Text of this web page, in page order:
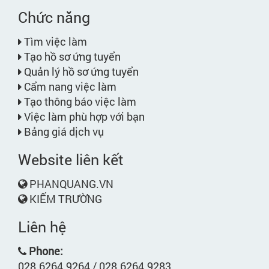
Chức năng
Tìm việc làm
Tạo hồ sơ ứng tuyển
Quản lý hồ sơ ứng tuyển
Cẩm nang việc làm
Tạo thông báo việc làm
Việc làm phù hợp với bạn
Bảng giá dịch vụ
Website liên kết
PHANQUANG.VN
KIẾM TRƯỜNG
Liên hệ
Phone: